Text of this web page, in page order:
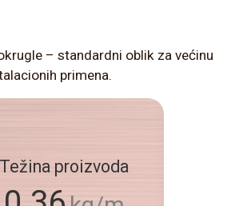
– standardni oblik za većinu
primena.
Težina proizvoda